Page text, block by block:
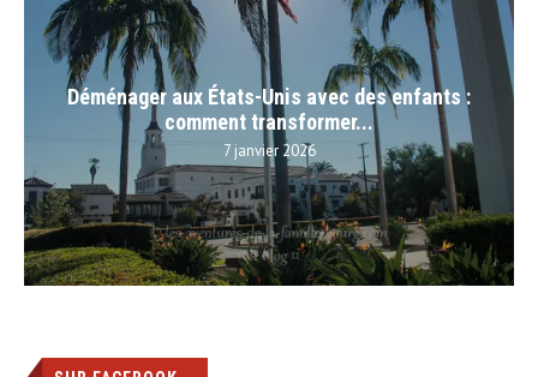
Déménager aux États-Unis avec des enfants :
comment transformer...
7 janvier 2026